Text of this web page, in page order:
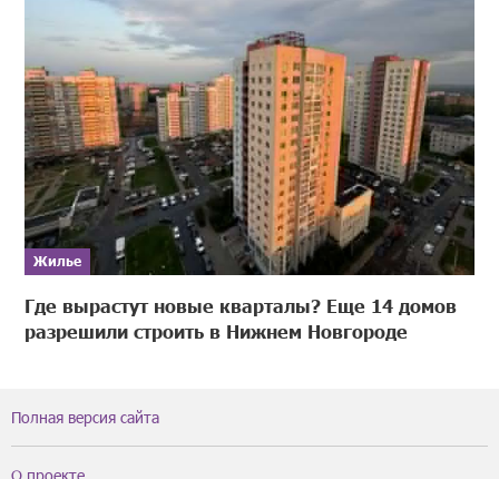
Жилье
Где вырастут новые кварталы? Еще 14 домов
разрешили строить в Нижнем Новгороде
Полная версия сайта